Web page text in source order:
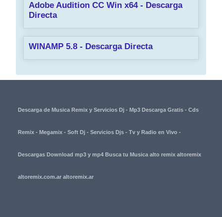
Adobe Audition CC Win x64 - Descarga
Directa
WINAMP 5.8 - Descarga Directa
Descarga de Musica Remix y Servicios Dj - Mp3 Descarga Gratis - Cds
Remix - Megamix - Soft Dj - Servicios Djs - Tv y Radio en Vivo -
Descargas Download mp3 y mp4 Busca tu Musica alto remix altoremix
altoremix.com.ar altoremix.ar